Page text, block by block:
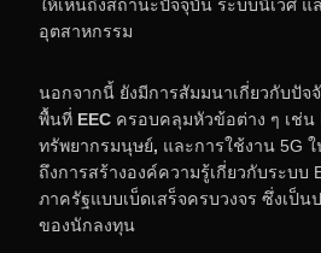
ให้เห็นถึงสถานะปัจจุบัน ระบบนิเวศ
อุตสาหกรรม
นอกจากนี้ ยังมีการสัมมนาเกี่ยวกับปั
พื้นที่ EEC ครอบคลุมหัวข้อต่าง ๆ เช่น
ทรัพยากรมนุษย์, และการใช้งาน 5G ใ
ถึงการสร้างองค์ความรู้เกี่ยวกับระบบ
ภาครัฐแบบเบ็ดเสร็จครบวงจร ซึ่งเป็
ของนักลงทุน